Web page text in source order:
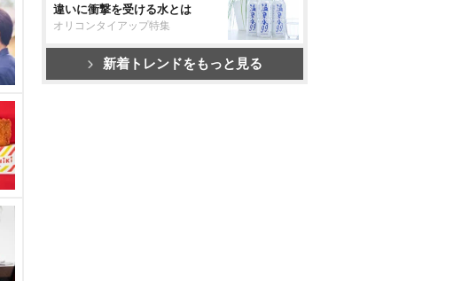
違いに衝撃を受ける水とは
オリコンタイアップ特集
新着トレンドをもっと見る